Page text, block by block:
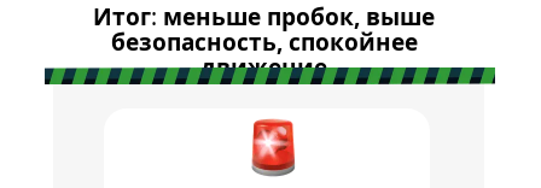
Итог: меньше пробок, выше
безопасность, спокойнее
движение.